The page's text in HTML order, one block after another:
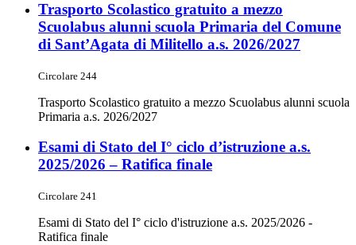
Trasporto Scolastico gratuito a mezzo
Scuolabus alunni scuola Primaria del Comune
di Sant’Agata di Militello a.s. 2026/2027
Circolare 244
Trasporto Scolastico gratuito a mezzo Scuolabus alunni scuola
Primaria a.s. 2026/2027
Esami di Stato del I° ciclo d’istruzione a.s.
2025/2026 – Ratifica finale
Circolare 241
Esami di Stato del I° ciclo d'istruzione a.s. 2025/2026 -
Ratifica finale